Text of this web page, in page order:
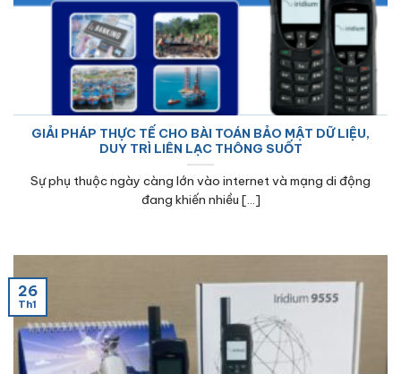
GIẢI PHÁP THỰC TẾ CHO BÀI TOÁN BẢO MẬT DỮ LIỆU,
DUY TRÌ LIÊN LẠC THÔNG SUỐT
Sự phụ thuộc ngày càng lớn vào internet và mạng di động
đang khiến nhiều [...]
26
Th1